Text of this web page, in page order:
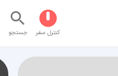
کنترل سفر جستجو